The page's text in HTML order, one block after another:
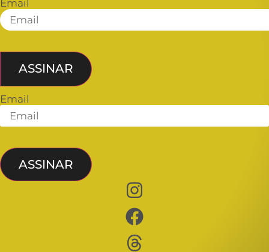
Email
ASSINAR
Email
ASSINAR